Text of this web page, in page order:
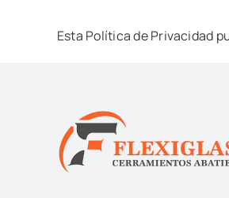
Esta Política de Privacidad